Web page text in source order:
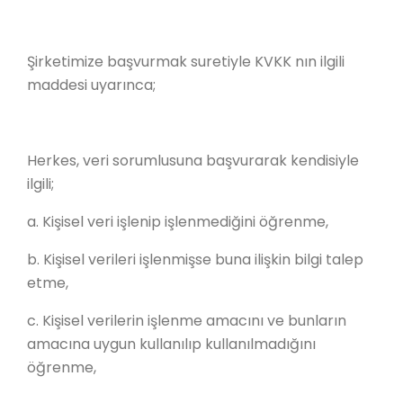
Şirketimize başvurmak suretiyle KVKK nın ilgili
maddesi uyarınca;
Herkes, veri sorumlusuna başvurarak kendisiyle
ilgili;
a. Kişisel veri işlenip işlenmediğini öğrenme,
b. Kişisel verileri işlenmişse buna ilişkin bilgi talep
etme,
c. Kişisel verilerin işlenme amacını ve bunların
amacına uygun kullanılıp kullanılmadığını
öğrenme,